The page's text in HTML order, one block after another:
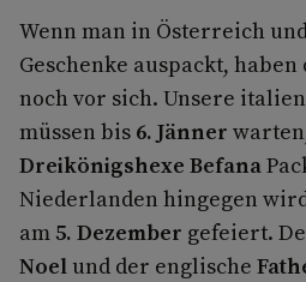
Wenn man in Österreich
Geschenke auspackt,
noch vor sich. Unsere
müssen bis 6. Jänner
Dreikönigshexe Befana
Niederlanden hingegen
am 5. Dezember gefeiert.
Noel und der englische